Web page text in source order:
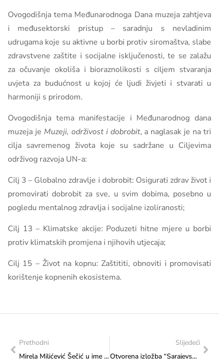
Ovogodišnja tema Međunarodnoga Dana muzeja zahtjeva
i međusektorski pristup – saradnju s nevladinim
udrugama koje su aktivne u borbi protiv siromaštva, slabe
zdravstvene zaštite i socijalne isključenosti, te se zalažu
za očuvanje okoliša i bioraznolikosti s ciljem stvaranja
uvjeta za budućnost u kojoj će ljudi živjeti i stvarati u
harmoniji s prirodom.
Ovogodišnja tema manifestacije i Međunarodnog dana
muzeja je Muzeji, održivost i dobrobit, a naglasak je na tri
cilja savremenog života koje su sadržane u Ciljevima
održivog razvoja UN-a:
Cilj 3 – Globalno zdravlje i dobrobit: Osigurati zdrav život i
promovirati dobrobit za sve, u svim dobima, posebno u
pogledu mentalnog zdravlja i socijalne izoliranosti;
Cilj 13 – Klimatske akcije: Poduzeti hitne mjere u borbi
protiv klimatskih promjena i njihovih utjecaja;
Cilj 15 – Život na kopnu: Zaštititi, obnoviti i promovisati
korištenje kopnenih ekosistema.
Prethodni
Mirela Milićević Šečić u ime Federalnog ministarstva kulture i sporta na sastanku Radne grupe za izradu prijedloga Akcionog plana za implementaciju Strategije kulturne politike u BiH 2023 – 2026
Slijedeći
Otvorena izložba “Sarajevski atentat” autora Valerijana Žuje